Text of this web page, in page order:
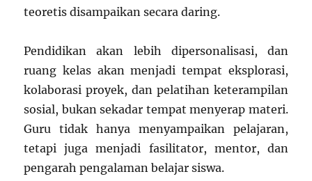
teoretis disampaikan secara daring.
Pendidikan akan lebih dipersonalisasi, dan
ruang kelas akan menjadi tempat eksplorasi,
kolaborasi proyek, dan pelatihan keterampilan
sosial, bukan sekadar tempat menyerap materi.
Guru tidak hanya menyampaikan pelajaran,
tetapi juga menjadi fasilitator, mentor, dan
pengarah pengalaman belajar siswa.